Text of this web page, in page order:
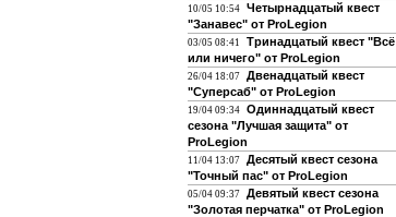
10/05 10:54 Четырнадцатый квест
"Занавес" от ProLegion
03/05 08:41
Тринадцатый квест "Всё
или ничего" от ProLegion
26/04 18:07 Двенадцатый квест
"Суперсаб" от ProLegion
19/04 09:34 Одиннадцатый квест
сезона "Лучшая защита" от
ProLegion
11/04 13:07 Десятый квест сезона
"Точный пас" от ProLegion
05/04 09:37 Девятый квест сезона
"Золотая перчатка" от ProLegion